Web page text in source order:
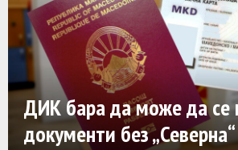
M
RДИК бара да може да се
документи без „Северна“